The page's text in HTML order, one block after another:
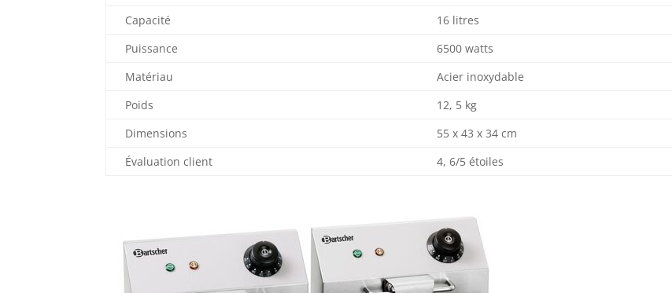
Capacité
16 litres
Puissance
6500 watts
Matériau
Acier inoxydable
Poids
12, 5 kg
Dimensions
55 x 43 x 34 cm
Évaluation client
4, 6/5 étoiles